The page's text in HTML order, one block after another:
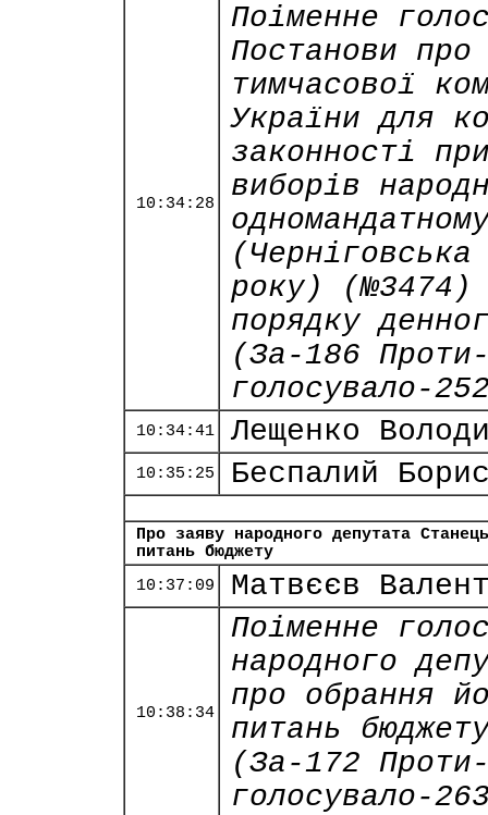
10:34:28
Поіменне
Постанови про
тимчасової
України для
законності
виборів
року) (№3474)
порядку
(За-186
голосувало-
10:34:41 Лещенко
10:35:25 Беспалий
Про заяву народного депутата
питань бюджету
10:37:09
Матвєєв
10:38:34
Поіменне
народного
про обрання
питань
(За-172
голосувало-